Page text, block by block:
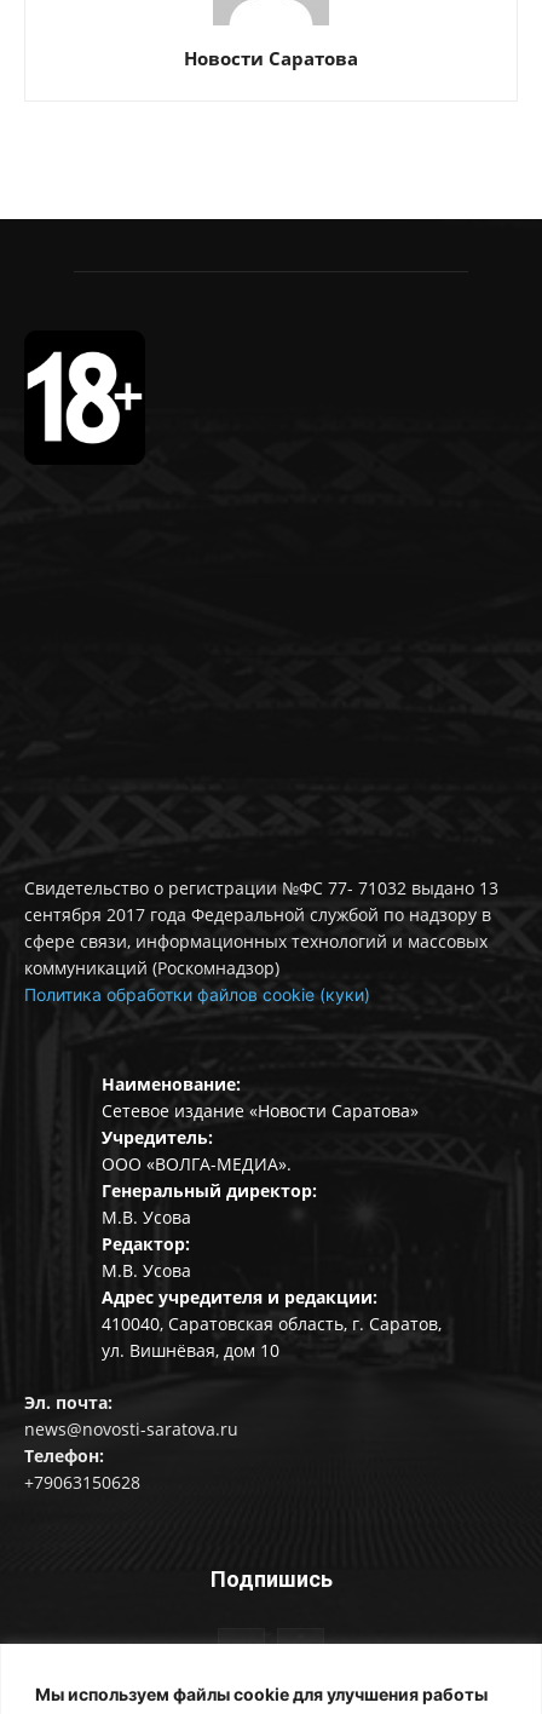
Мы используем файлы cookie для улучшения работы
Новости Саратова
Свидетельство о регистрации №ФС 77- 71032 выдано 13
сентября 2017 года Федеральной службой по надзору в
сфере связи, информационных технологий и массовых
коммуникаций (Роскомнадзор)
Политика обработки файлов cookie (куки)
Наименование:
Сетевое издание «Новости Саратова»
Учредитель:
ООО «ВОЛГА-МЕДИА».
Генеральный директор:
М.В. Усова
Редактор:
М.В. Усова
Адрес учредителя и редакции:
410040, Саратовская область, г. Саратов,
ул. Вишнёвая, дом 10
Эл. почта:
news@novosti-saratova.ru
Телефон:
+79063150628
Подпишись